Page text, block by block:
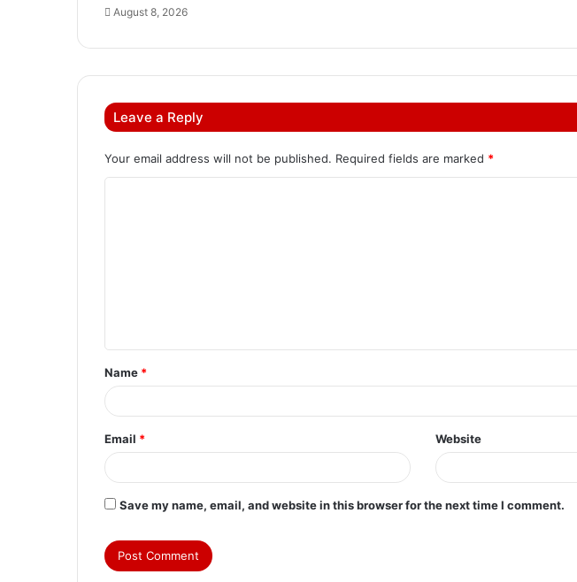
August 8, 2026
Leave a Reply
Your email address will not be published. Required fields are marked *
t
*
Name *
Email * Website
Save my name, email, and website in this browser for the next time I comment.